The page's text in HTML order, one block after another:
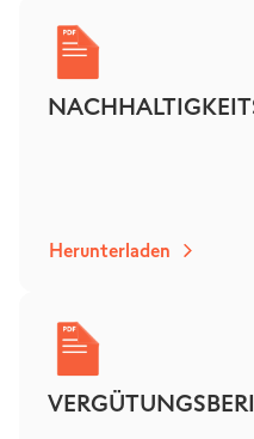
Herunterladen